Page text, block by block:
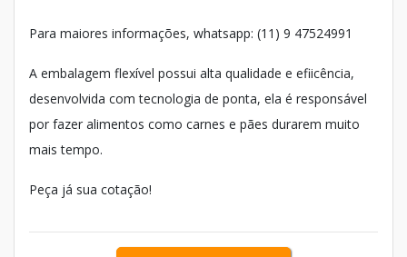
Para maiores informações, whatsapp: (11) 9 47524991
A embalagem flexível possui alta qualidade e efiicência,
desenvolvida com tecnologia de ponta, ela é responsável
por fazer alimentos como carnes e pães durarem muito
mais tempo.
Peça já sua cotação!